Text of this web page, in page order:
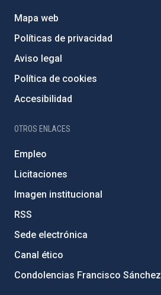
Mapa web
Políticas de privacidad
Aviso legal
Política de cookies
Accesibilidad
OTROS ENLACES
Empleo
Licitaciones
Imagen institucional
RSS
Sede electrónica
Canal ético
Condolencias Francisco Sánchez